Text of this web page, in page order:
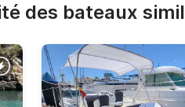
des bateaux